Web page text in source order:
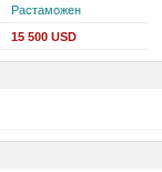
Растаможен
15 500 USD